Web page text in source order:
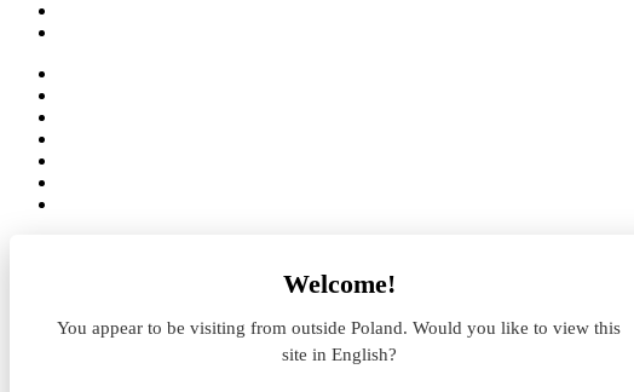
Welcome!
You appear to be visiting from outside Poland. Would you like to view this
site in English?
Strefa AG -magazyny, przemysł itp.